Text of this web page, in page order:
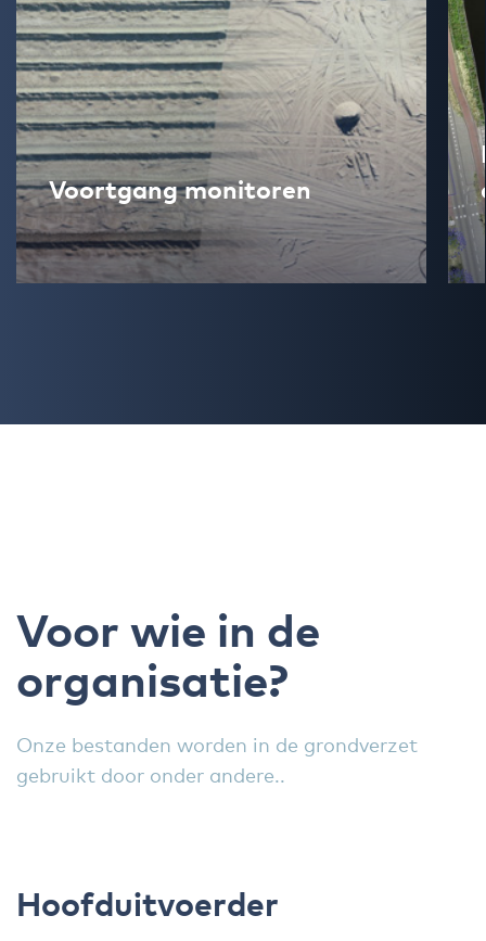
Voortgang monitoren
Voor wie in de
organisatie?
Onze bestanden worden in de grondverzet
gebruikt door onder andere..
Hoofduitvoerder